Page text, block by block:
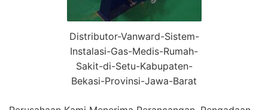
Distributor-Vanward-Sistem-
Instalasi-Gas-Medis-Rumah-
Sakit-di-Setu-Kabupaten-
Bekasi-Provinsi-Jawa-Barat